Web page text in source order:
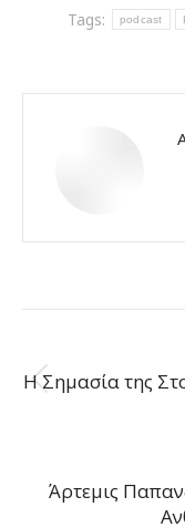
Tags: podcast
navigation
Η Σημασία της
Άρτεμις